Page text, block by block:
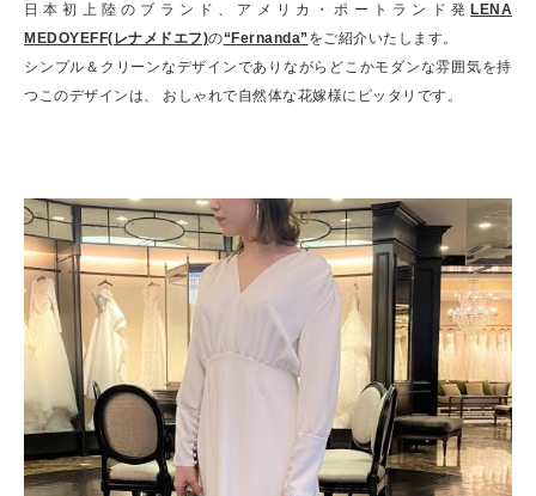
日本初上陸のブランド、アメリカ・ポートランド発 LENA
MEDOYEFF(レナメドエフ)の“Fernanda” をご紹介いたします。
シンプル＆クリーンなデザインでありながらどこかモダンな雰囲気を持
つこのデザインは、 おしゃれで自然体な花嫁様にピッタリです。